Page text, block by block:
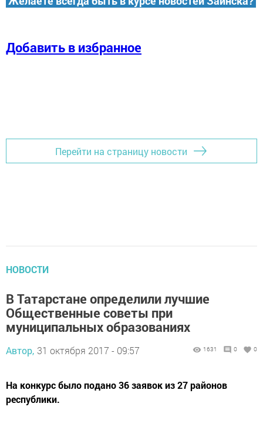
Добавить в избранное
Перейти на страницу новости
НОВОСТИ
В Татарстане определили лучшие
Общественные советы при
муниципальных образованиях
Автор, 31 октября 2017 - 09:57 1631 0 0
На конкурс было подано 36 заявок из 27 районов
республики.